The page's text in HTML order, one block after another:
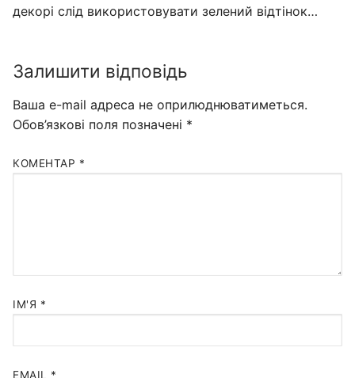
декорі слід використовувати зелений відтінок…
Залишити відповідь
Ваша e-mail адреса не оприлюднюватиметься.
Обов’язкові поля позначені *
КОМЕНТАР *
ІМ'Я *
EMAIL *